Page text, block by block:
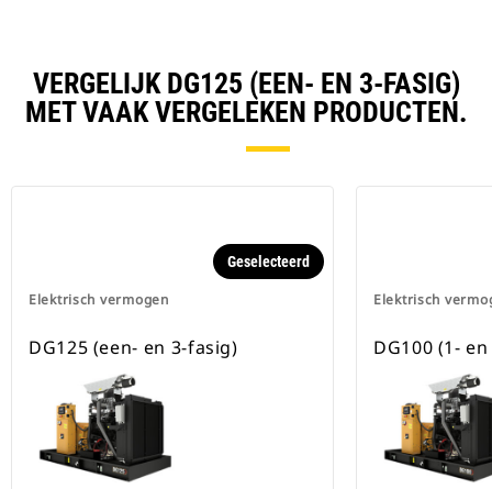
VERGELIJK DG125 (EEN- EN 3-FASIG)
MET VAAK VERGELEKEN PRODUCTEN.
Elektrisch vermogen
Geselecteerd
DG125 (een- en 3-fasig)
Elektrisch
DG100 (1-